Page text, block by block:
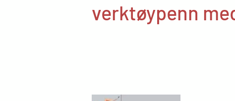
verktøypenn